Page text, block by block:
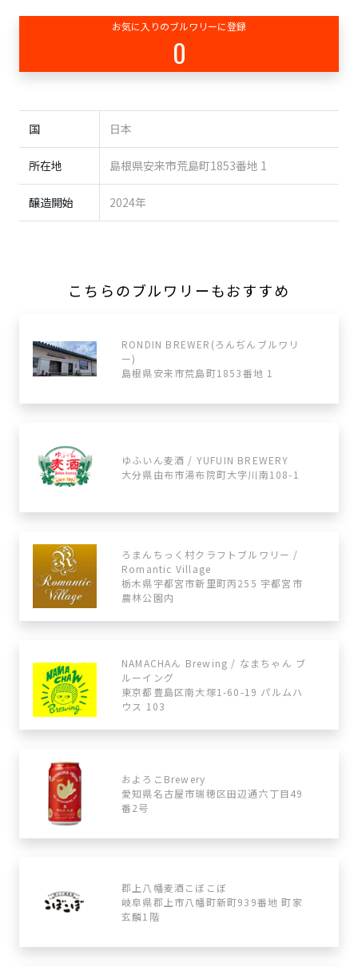
お気に入りのブルワリーに登録
0
国 日本
所在地 島根県安来市荒島町1853番地 1
醸造開始 2024年
こちらのブルワリーもおすすめ
RONDIN BREWER(ろんぢんブルワリ
ー)
島根県安来市荒島町1853番地 1
ゆふいん麦酒 / YUFUIN BREWERY
大分県由布市湯布院町大字川南108-1
ろまんちっく村クラフトブルワリー /
Romantic Village
栃木県宇都宮市新里町丙255 宇都宮市
農林公園内
NAMACHAん Brewing / なまちゃん ブ
ルーイング
東京都豊島区南大塚1-60-19 パルムハ
ウス 103
およろこBrewery
愛知県名古屋市瑞穂区田辺通六丁目49
番2号
郡上八幡麦酒こぼこぼ
岐阜県郡上市八幡町新町939番地 町家
玄麟1階